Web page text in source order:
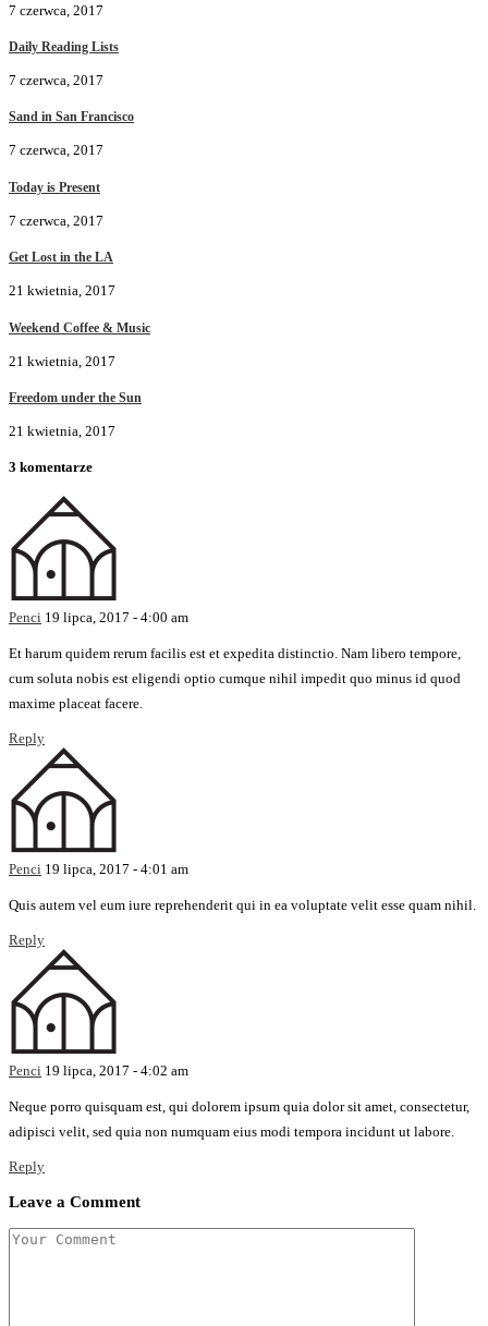
7 czerwca, 2017
Daily Reading Lists
7 czerwca, 2017
Sand in San Francisco
7 czerwca, 2017
Today is Present
7 czerwca, 2017
Get Lost in the LA
21 kwietnia, 2017
Weekend Coffee & Music
21 kwietnia, 2017
Freedom under the Sun
21 kwietnia, 2017
3 komentarze
Penci 19 lipca, 2017 - 4:00 am
Et harum quidem rerum facilis est et expedita distinctio. Nam libero tempore,
cum soluta nobis est eligendi optio cumque nihil impedit quo minus id quod
maxime placeat facere.
Reply
Penci 19 lipca, 2017 - 4:01 am
Quis autem vel eum iure reprehenderit qui in ea voluptate velit esse quam nihil.
Reply
Penci 19 lipca, 2017 - 4:02 am
Neque porro quisquam est, qui dolorem ipsum quia dolor sit amet, consectetur,
adipisci velit, sed quia non numquam eius modi tempora incidunt ut labore.
Reply
Leave a Comment